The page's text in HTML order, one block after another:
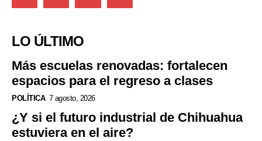
LO ÚLTIMO
Más escuelas renovadas: fortalecen
espacios para el regreso a clases
POLÍTICA 7 agosto, 2026
¿Y si el futuro industrial de Chihuahua
estuviera en el aire?